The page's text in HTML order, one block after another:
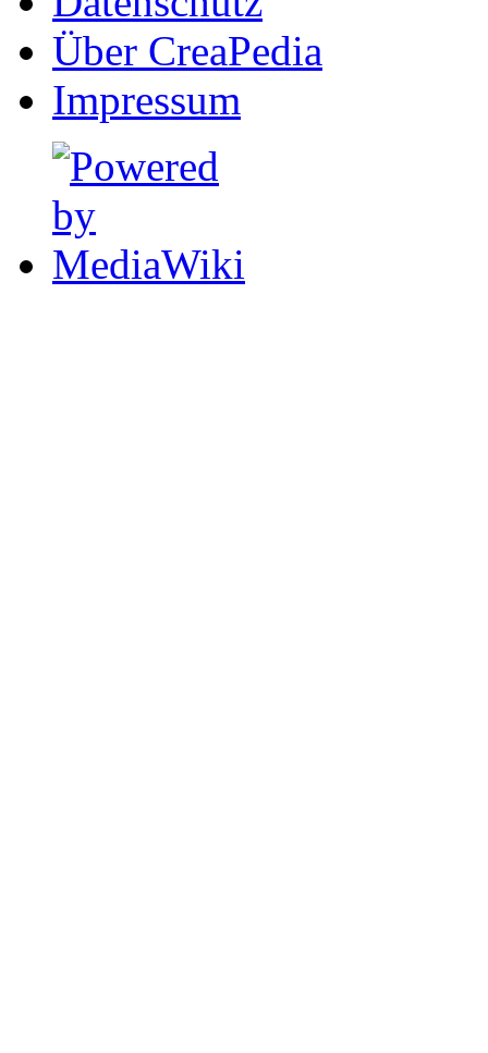
Über CreaPedia
Impressum